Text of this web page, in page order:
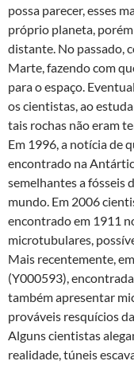
possa parecer, esses
próprio planeta,
distante. No passado,
Marte, fazendo com
para o espaço.
os cientistas, ao
tais rochas não eram
Em 1996, a notícia de
encontrado na
semelhantes a fósseis
mundo. Em 2006
encontrado em 1911
microtubulares,
Mais recentemente,
(Y000593),
também apresentar
prováveis resquícios
Alguns cientistas
realidade, túneis